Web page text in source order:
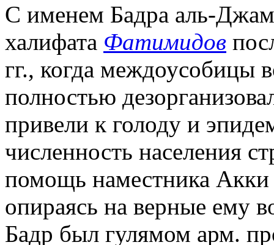
С именем Бадра аль-
халифата Фатимидов
гг., когда междоусобицы
полностью
привели к голоду и
численность населения
помощь наместника
опираясь на верные ему
Бадр был гулямом арм.